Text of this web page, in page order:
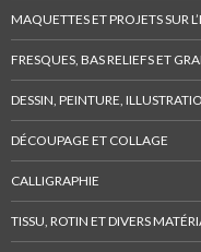
MAQUETTES ET PROJETS SUR
FRESQUES, BAS RELIEFS ET
DESSIN, PEINTURE,
DÉCOUPAGE ET COLLAGE
CALLIGRAPHIE
TISSU, ROTIN ET DIVERS